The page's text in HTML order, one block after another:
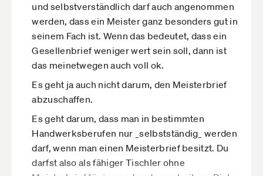
und selbstverständlich darf auch angenommen
werden, dass ein Meister ganz besonders gut in
seinem Fach ist. Wenn das bedeutet, dass ein
Gesellenbrief weniger wert sein soll, dann ist
das meinetwegen auch voll ok.
Es geht ja auch nicht darum, den Meisterbrief
abzuschaffen.
Es geht darum, dass man in bestimmten
Handwerksberufen nur _selbstständig_ werden
darf, wenn man einen Meisterbrief besitzt. Du
darfst also als fähiger Tischler ohne